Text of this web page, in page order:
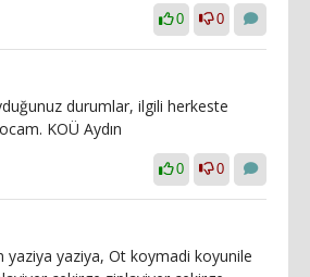
0 0
durumlar, ilgili herkeste
KOÜ Aydın
0 0
yaziya yaziya, Ot koymadi koyunile